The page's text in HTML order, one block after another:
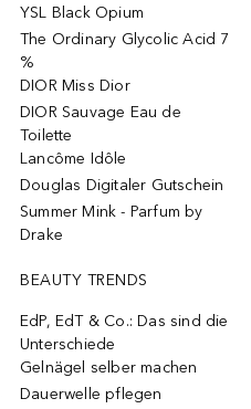
YSL Black Opium
The Ordinary Glycolic Acid 7
%
DIOR Miss Dior
DIOR Sauvage Eau de
Toilette
Lancôme Idôle
Douglas Digitaler Gutschein
Summer Mink - Parfum by
Drake
BEAUTY TRENDS
EdP, EdT & Co.: Das sind die
Unterschiede
Gelnägel selber machen
Dauerwelle pflegen